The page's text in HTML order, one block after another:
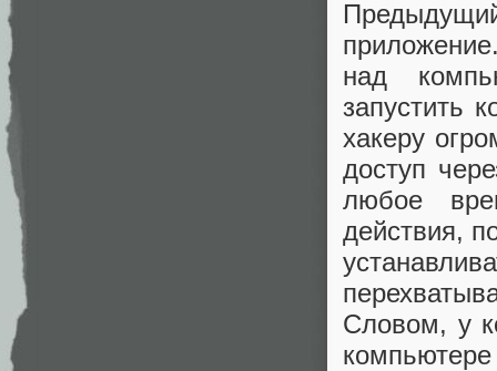
над
запустить
хакеру
доступ
любое
действия,
Словом, у